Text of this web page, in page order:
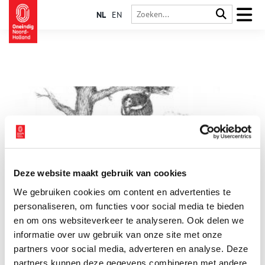
Deze website maakt gebruik van cookies
We gebruiken cookies om content en advertenties te
personaliseren, om functies voor social media te bieden
en om ons websiteverkeer te analyseren. Ook delen we
informatie over uw gebruik van onze site met onze
partners voor social media, adverteren en analyse. Deze
partners kunnen deze gegevens combineren met andere
NL EN
De waarheid is anders dan gedacht. Miljoenenjuffouw Jaantje
Struik, een van de beroemdste oplichtsters uit de Nederlandse
geschiedenis, viel door de mand na een conflict met een
juwelier. Ze wist vele miljoenen af te troggelen, maar eindigde
als bedelaarster. Als iemand ‘door de mand valt’, betekend dat
hij of zij is ontmaskerd als leugenaar, bedrieger, dief, domoor
etc. Diegene blijkt dan als het ware ‘van lager niveau’ te zijn